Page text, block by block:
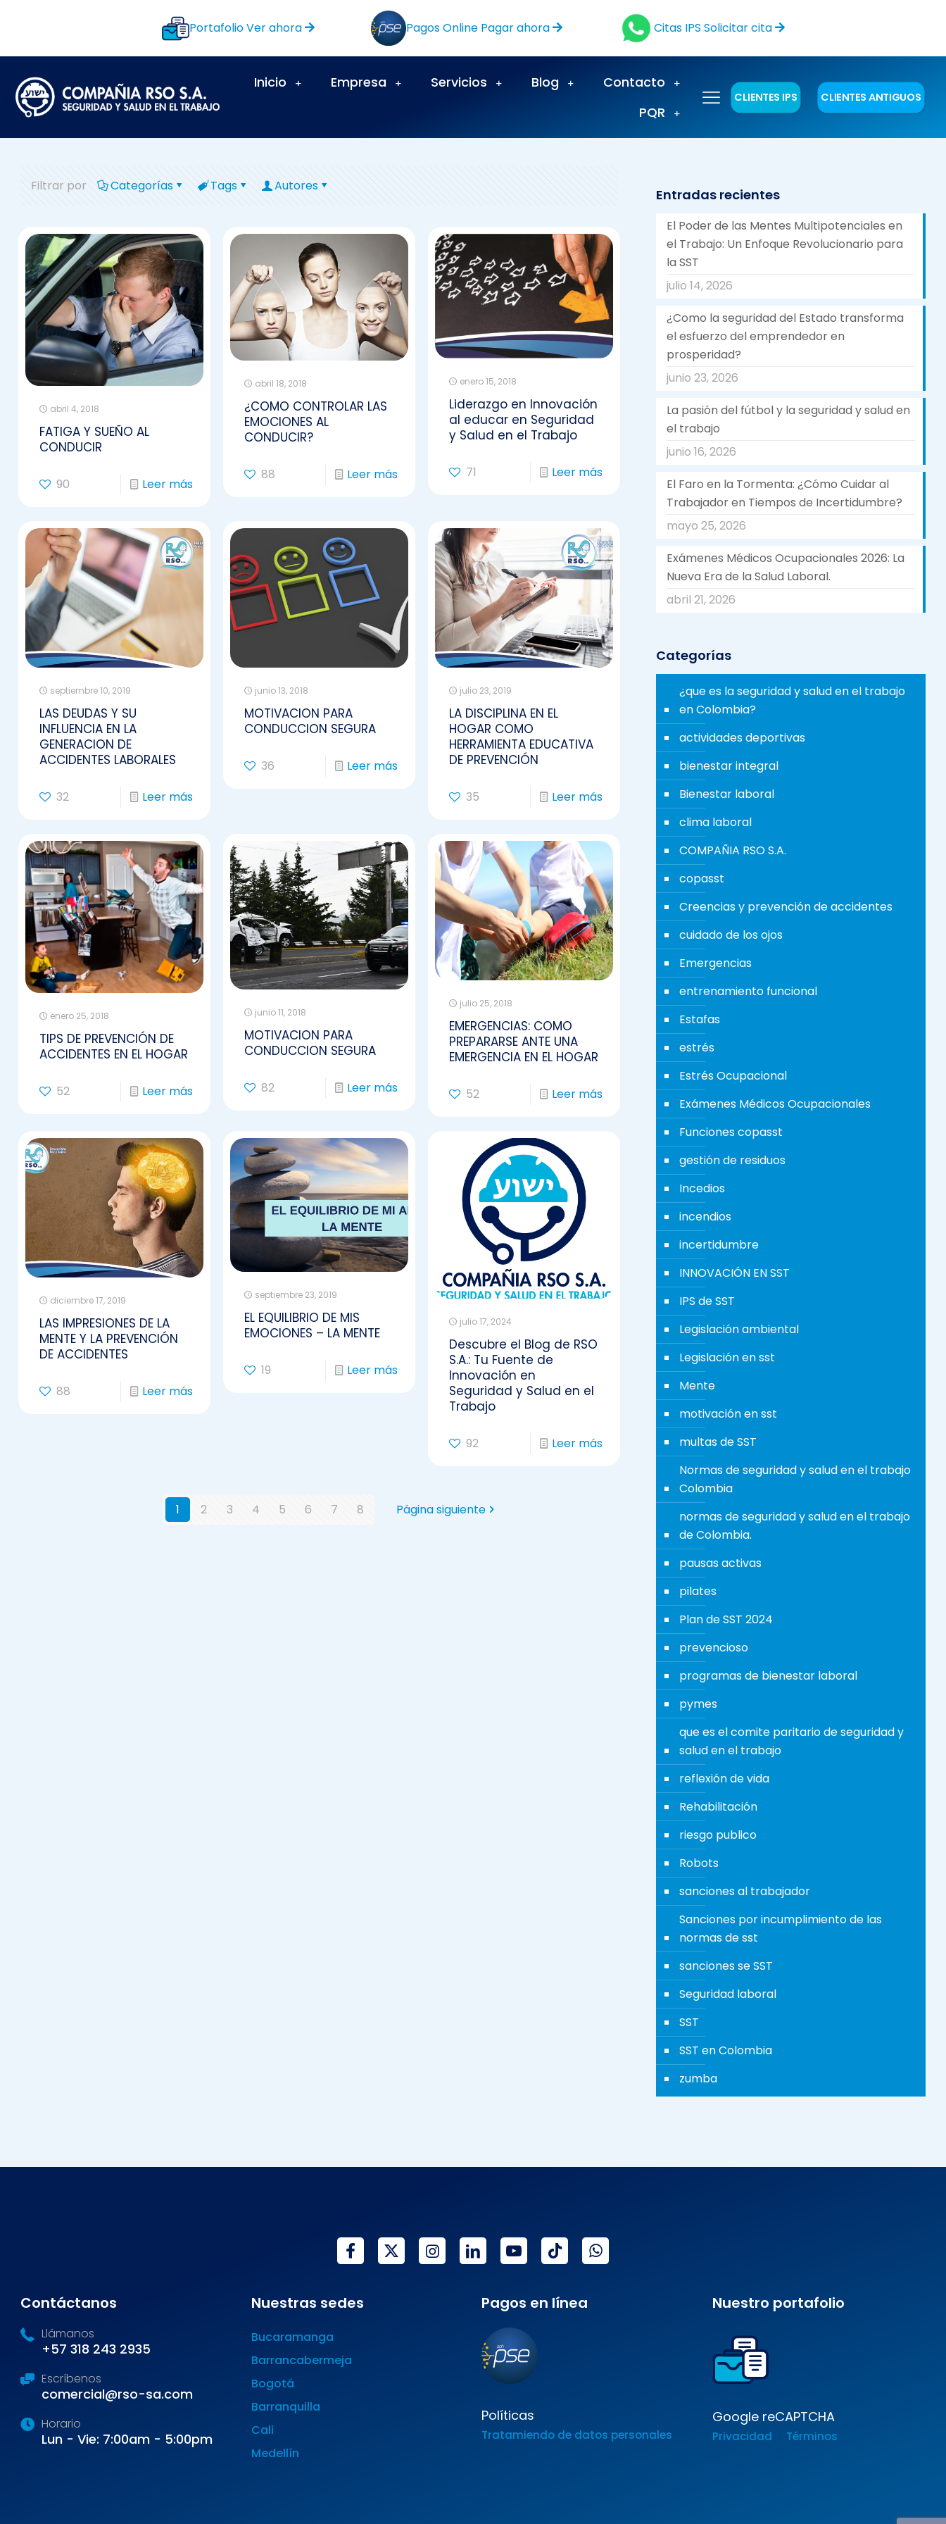
PortafolioVer ahora Pagos Online Pagar ahora Citas IPS Solicitar cita
Inicio Empresa Servicios Blog
Contacto
PQR
CLIENTES IPS CLIENTES ANTIGUOS
Filtrar por Categorías Tags Autores
abril 4, 2018
FATIGA Y SUEÑO AL
CONDUCIR
90 Leer más
abril 18, 2018
¿COMO CONTROLAR LAS
EMOCIONES AL
CONDUCIR?
88 Leer más
enero 15, 2018
Liderazgo en Innovación
al educar en Seguridad
y Salud en el Trabajo
71 Leer más
septiembre 10, 2019
LAS DEUDAS Y SU
INFLUENCIA EN LA
GENERACION DE
ACCIDENTES LABORALES
32 Leer más
junio 13, 2018
MOTIVACION PARA
CONDUCCION SEGURA
36 Leer más
julio 23, 2019
LA DISCIPLINA EN EL
HOGAR COMO
HERRAMIENTA EDUCATIVA
DE PREVENCIÓN
35 Leer más
enero 25, 2018
TIPS DE PREVENCIÓN DE
ACCIDENTES EN EL HOGAR
52 Leer más
junio 11, 2018
MOTIVACION PARA
CONDUCCION SEGURA
82 Leer más
julio 25, 2018
EMERGENCIAS: COMO
PREPARARSE ANTE UNA
EMERGENCIA EN EL HOGAR
52 Leer más
diciembre 17, 2019
LAS IMPRESIONES DE LA
MENTE Y LA PREVENCIÓN
DE ACCIDENTES
88 Leer más
septiembre 23, 2019
EL EQUILIBRIO DE MIS
EMOCIONES – LA MENTE
19 Leer más
julio 17, 2024
Descubre el Blog de RSO
S.A.: Tu Fuente de
Innovación en
Seguridad y Salud en el
Trabajo
92 Leer más
1 2 3 4 5 6 7 8 Página siguiente
Entradas recientes
El Poder de las Mentes Multipotenciales en
el Trabajo: Un Enfoque Revolucionario para
la SST
julio 14, 2026
¿Como la seguridad del Estado transforma
el esfuerzo del emprendedor en
prosperidad?
junio 23, 2026
La pasión del fútbol y la seguridad y salud en
el trabajo
junio 16, 2026
El Faro en la Tormenta: ¿Cómo Cuidar al
Trabajador en Tiempos de Incertidumbre?
mayo 25, 2026
Exámenes Médicos Ocupacionales 2026: La
Nueva Era de la Salud Laboral.
abril 21, 2026
Categorías
¿que es la seguridad y salud en el trabajo
en Colombia?
actividades deportivas
bienestar integral
Bienestar laboral
clima laboral
COMPAÑIA RSO S.A.
copasst
Creencias y prevención de accidentes
cuidado de los ojos
Emergencias
entrenamiento funcional
Estafas
estrés
Estrés Ocupacional
Exámenes Médicos Ocupacionales
Funciones copasst
gestión de residuos
Incedios
incendios
incertidumbre
INNOVACIÓN EN SST
IPS de SST
Legislación ambiental
Legislación en sst
Mente
motivación en sst
multas de SST
Normas de seguridad y salud en el trabajo
Colombia
normas de seguridad y salud en el trabajo
de Colombia.
pausas activas
pilates
Plan de SST 2024
prevencioso
programas de bienestar laboral
pymes
que es el comite paritario de seguridad y
salud en el trabajo
reflexión de vida
Rehabilitación
riesgo publico
Robots
sanciones al trabajador
Sanciones por incumplimiento de las
normas de sst
sanciones se SST
Seguridad laboral
SST
SST en Colombia
zumba
Contáctanos
Llámanos
+57 318 243 2935
Escríbenos
comercial@rso-sa.com
Horario
Lun - Vie: 7:00am - 5:00pm
Nuestras sedes
Bucaramanga
Barrancabermeja
Bogotá
Barranquilla
Cali
Medellín
Pagos en línea
Políticas
Tratamiendo de datos personales
Nuestro portafolio
Google reCAPTCHA
Privacidad Términos